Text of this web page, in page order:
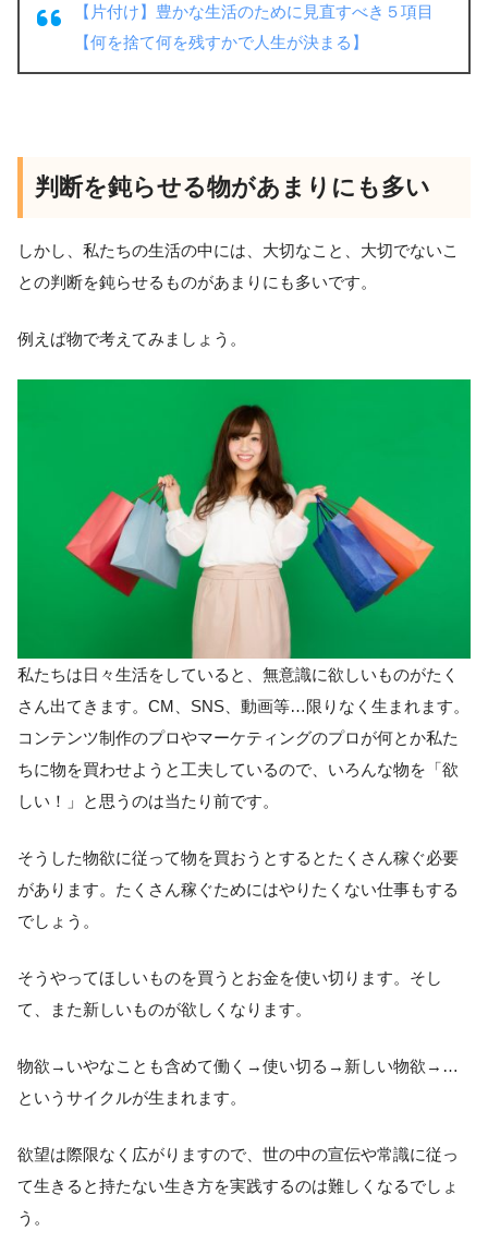
【片付け】豊かな生活のために見直すべき５項目
【何を捨て何を残すかで人生が決まる】
判断を鈍らせる物があまりにも多い
しかし、私たちの生活の中には、大切なこと、大切でないこ
との判断を鈍らせるものがあまりにも多いです。
例えば物で考えてみましょう。
私たちは日々生活をしていると、無意識に欲しいものがたく
さん出てきます。CM、SNS、動画等…限りなく生まれます。
コンテンツ制作のプロやマーケティングのプロが何とか私た
ちに物を買わせようと工夫しているので、いろんな物を「欲
しい！」と思うのは当たり前です。
そうした物欲に従って物を買おうとするとたくさん稼ぐ必要
があります。たくさん稼ぐためにはやりたくない仕事もする
でしょう。
そうやってほしいものを買うとお金を使い切ります。そし
て、また新しいものが欲しくなります。
物欲→いやなことも含めて働く→使い切る→新しい物欲→…
というサイクルが生まれます。
欲望は際限なく広がりますので、世の中の宣伝や常識に従っ
て生きると持たない生き方を実践するのは難しくなるでしょ
う。